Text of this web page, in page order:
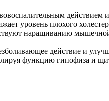
действием и
уровень плохого
наращиванию
действие и
функцию гипофиза и